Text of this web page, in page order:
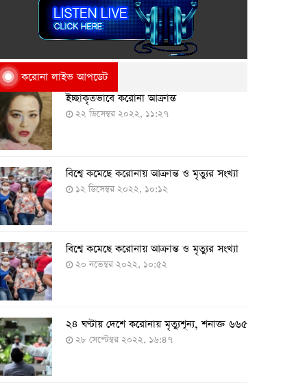
করোনা লাইভ আপডেট
ইচ্ছাকৃতভাবে করোনা আক্রান্ত
২২ ডিসেম্বর ২০২২, ১১:২৭
বিশ্বে কমেছে করোনায় আক্রান্ত ও মৃত্যুর সংখ্যা
১২ ডিসেম্বর ২০২২, ১০:১২
বিশ্বে কমেছে করোনায় আক্রান্ত ও মৃত্যুর সংখ্যা
২০ নভেম্বর ২০২২, ১০:৫২
২৪ ঘণ্টায় দেশে করোনায় মৃত্যুশূন্য, শনাক্ত ৬৬৫
২৮ সেপ্টেম্বর ২০২২, ১৬:৪৭